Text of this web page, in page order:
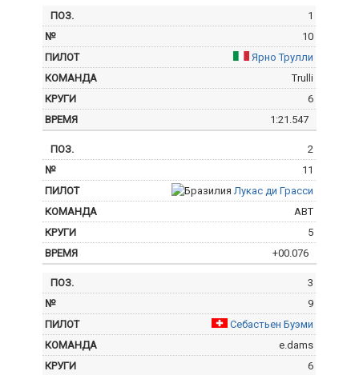
1
10
Ярно Трулли
Trulli
6
1:21.547
2
11
Лукас ди Грасси
ABT
5
+00.076
3
9
Себастьен Буэми
e.dams
6